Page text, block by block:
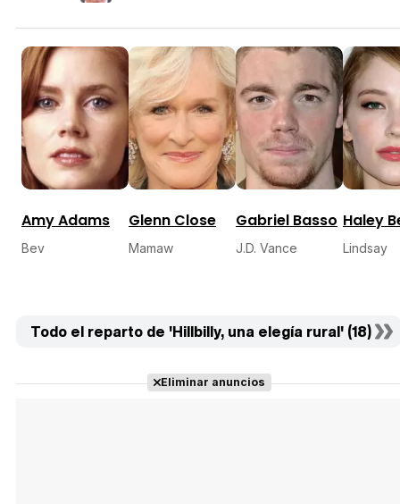
Amy Adams
Bev
Glenn Close
Mamaw
Gabriel Basso
J.D. Vance
Haley
Lindsay
Todo el reparto de 'Hillbilly, una elegía rural' (18)
Eliminar anuncios